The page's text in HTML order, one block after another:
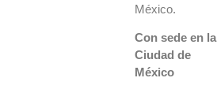
México.
Con sede en la
Ciudad de
México